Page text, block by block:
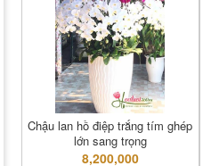
Chậu lan hồ điệp trắng tím ghép
lớn sang trọng
8,200,000